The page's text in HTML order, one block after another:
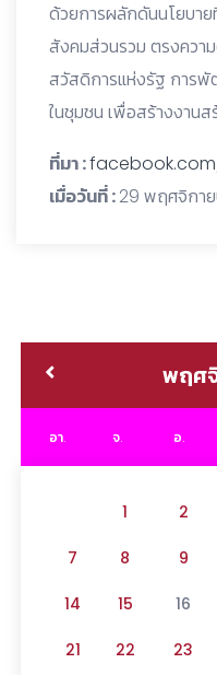
ด้วยการผลักดันนโยบาย
สังคมส่วนรวม ตรงควา
สวัสดิการแห่งรัฐ การ
ในชุมชน เพื่อสร้างงานส
ที่มา :
เมื่อวันที่ :29 พฤศจิกา
พฤศ
อา. จ. อ.
1 2
7 8 9
14 15 16
21 22 23